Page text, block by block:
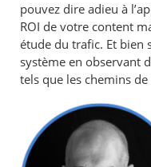
pouvez dire adieu à
ROI de votre content
étude du trafic. Et bien
système en observant
tels que les chemins